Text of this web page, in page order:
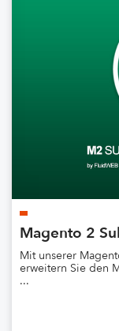
Magento 2
Mit unserer
erweitern Sie den
...